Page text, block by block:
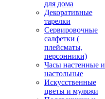
для дома
Декоративные
тарелки
Сервировочные
салфетки (
плейсматы,
персонники)
Часы настенные и
настольные
Искусственные
цветы и муляжи